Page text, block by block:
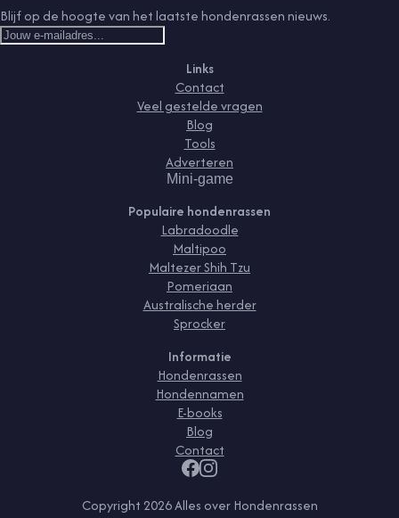
Blijf op de hoogte van het laatste hondenrassen nieuws.
Links
Contact
Veel gestelde vragen
Blog
Tools
Adverteren
Mini-game
Populaire hondenrassen
Labradoodle
Maltipoo
Maltezer Shih Tzu
Pomeriaan
Australische herder
Sprocker
Informatie
Hondenrassen
Hondennamen
E-books
Blog
Contact
Copyright 2026Alles over Hondenrassen